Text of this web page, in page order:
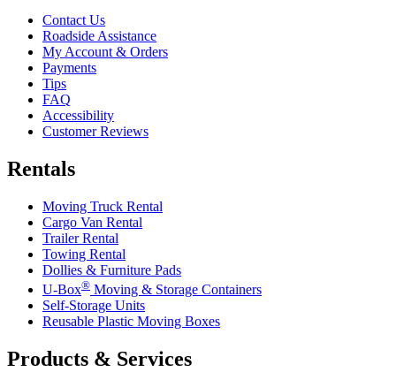
Contact Us
Roadside Assistance
My Account & Orders
Payments
Tips
FAQ
Accessibility
Customer Reviews
Rentals
Moving Truck Rental
Cargo Van Rental
Trailer Rental
Towing Rental
Dollies & Furniture Pads
U-Box® Moving & Storage Containers
Self-Storage Units
Reusable Plastic Moving Boxes
Products & Services